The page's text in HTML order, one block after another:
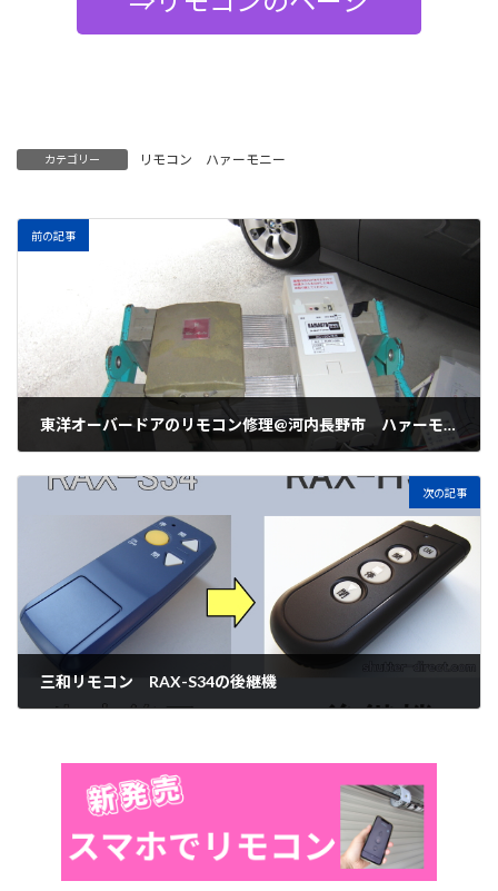
カテゴリー リモコン ハァーモニー
前の記事
東洋オーバードアのリモコン修理@河内長野市 ハァーモニーと交換
次の記事
三和リモコン RAX-S34の後継機